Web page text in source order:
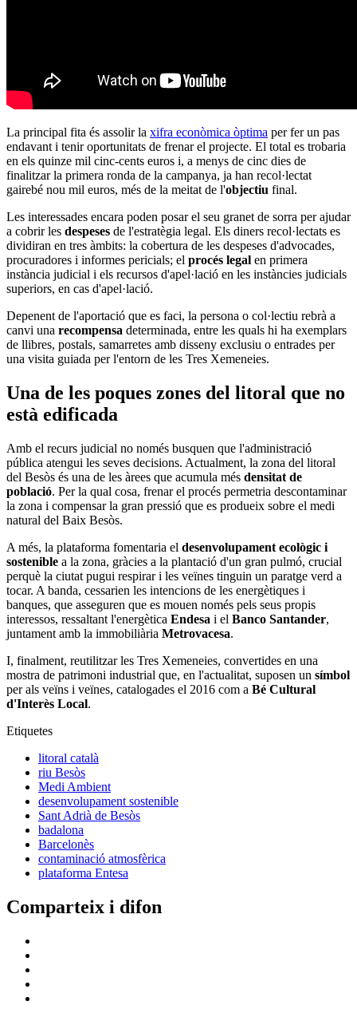
La principal fita és assolir la xifra econòmica òptima per fer un pas
endavant i tenir oportunitats de frenar el projecte. El total es trobaria
en els quinze mil cinc-cents euros i, a menys de cinc dies de
finalitzar la primera ronda de la campanya, ja han recol·lectat
gairebé nou mil euros, més de la meitat de l'objectiu final.
Les interessades encara poden posar el seu granet de sorra per ajudar
a cobrir les despeses de l'estratègia legal. Els diners recol·lectats es
dividiran en tres àmbits: la cobertura de les despeses d'advocades,
procuradores i informes pericials; el procés legal en primera
instància judicial i els recursos d'apel·lació en les instàncies judicials
superiors, en cas d'apel·lació.
Depenent de l'aportació que es faci, la persona o col·lectiu rebrà a
canvi una recompensa determinada, entre les quals hi ha exemplars
de llibres, postals, samarretes amb disseny exclusiu o entrades per
una visita guiada per l'entorn de les Tres Xemeneies.
Una de les poques zones del litoral que no
està edificada
Amb el recurs judicial no només busquen que l'administració
pública atengui les seves decisions. Actualment, la zona del litoral
del Besòs és una de les àrees que acumula més densitat de
població. Per la qual cosa, frenar el procés permetria descontaminar
la zona i compensar la gran pressió que es produeix sobre el medi
natural del Baix Besòs.
A més, la plataforma fomentaria el desenvolupament ecològic i
sostenible a la zona, gràcies a la plantació d'un gran pulmó, crucial
perquè la ciutat pugui respirar i les veïnes tinguin un paratge verd a
tocar. A banda, cessarien les intencions de les energètiques i
banques, que asseguren que es mouen només pels seus propis
interessos, ressaltant l'energètica Endesa i el Banco Santander,
juntament amb la immobiliària Metrovacesa.
I, finalment, reutilitzar les Tres Xemeneies, convertides en una
mostra de patrimoni industrial que, en l'actualitat, suposen un símbol
per als veïns i veïnes, catalogades el 2016 com a Bé Cultural
d'Interès Local.
Etiquetes
litoral català
riu Besòs
Medi Ambient
desenvolupament sostenible
Sant Adrià de Besòs
badalona
Barcelonès
contaminació atmosfèrica
plataforma Entesa
Comparteix i difon